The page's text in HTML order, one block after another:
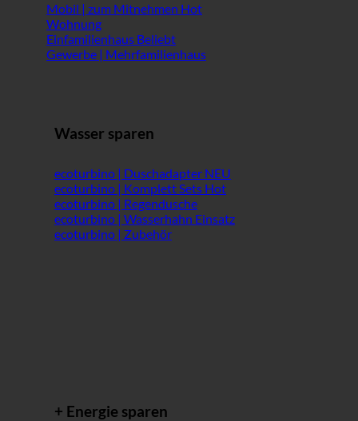
Mobil | zum Mitnehmen
Wohnung
Einfamilienhaus
Gewerbe | Mehrfamilienhaus
Wasser sparen
ecoturbino | Duschadapter
ecoturbino | Komplett Sets
ecoturbino | Regendusche
ecoturbino | Wasserhahn Einsatz
ecoturbino | Zubehör
+ Energie sparen